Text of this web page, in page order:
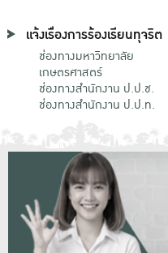
แจ้งเรื่องการร้องเรียนทุจริต
ช่องทางมหาวิทยาลัย
เกษตรศาสตร์
ช่องทางสำนักงาน ป.ป.ช.
ช่องทางสำนักงาน ป.ป.ท.